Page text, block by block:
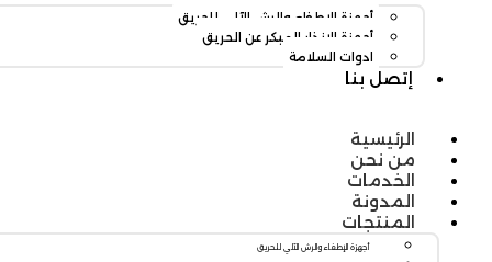
أجهزة الإطفاء والرش الآلي للحريق
أجهزة الإنذار المبكر عن الحريق
ادوات السلامة
إتصل بنا
الرئيسية
من نحن
الخدمات
المدونة
المنتجات
أجهزة الإطفاء والرش الآلي للحريق